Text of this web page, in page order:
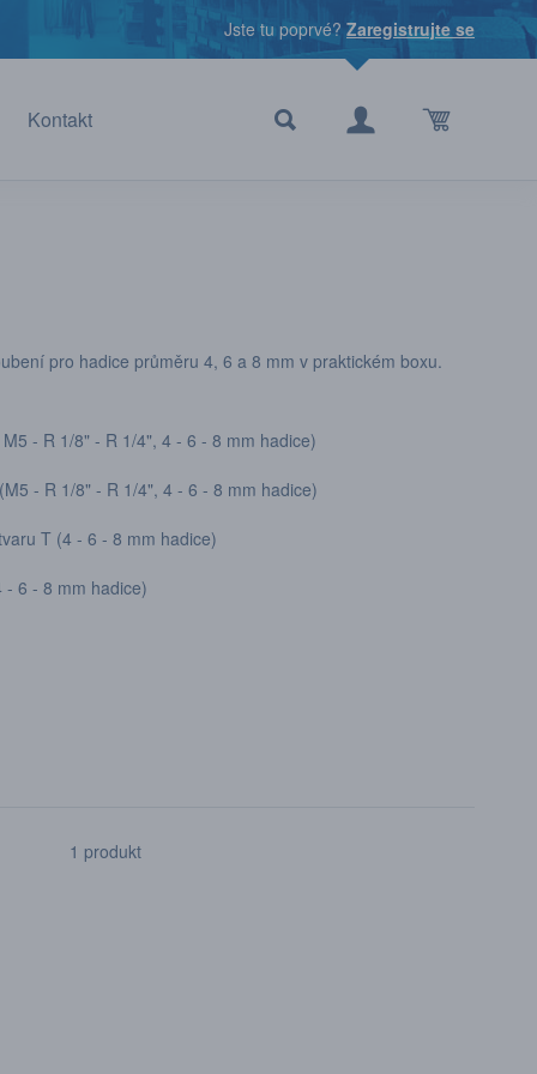
Jste tu poprvé? Zaregistrujte se
Kontakt
pro hadice průměru 4, 6 a 8 mm v praktickém boxu.
- R 1/8" - R 1/4", 4 - 6 - 8 mm hadice)
- R 1/8" - R 1/4", 4 - 6 - 8 mm hadice)
T (4 - 6 - 8 mm hadice)
6 - 8 mm hadice)
1 produkt